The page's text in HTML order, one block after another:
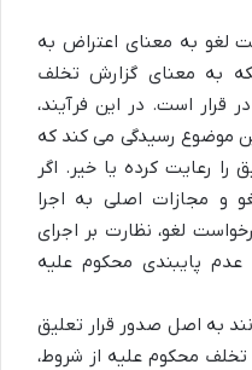
لغو به معنای اعتراض به
به معنای گزارش تخلف
قرار است. در این فرآیند،
موضوع رسیدگی می کند که
را رعایت کرده یا خیر. اگر
و مجازات اصلی به اجرا
لغو، نظارت بر اجرای
پایبندی محکوم علیه
به اصل صدور قرار تعلیق
تخلف محکوم علیه از شروط،